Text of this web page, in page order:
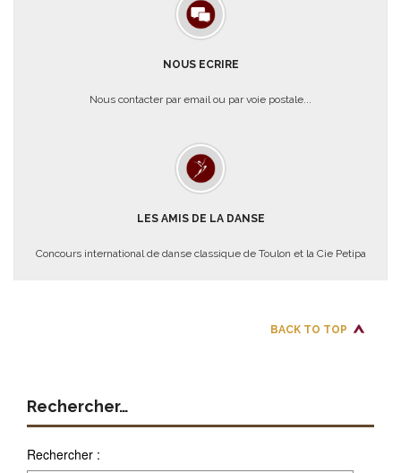
NOUS ECRIRE
Nous contacter par email ou par voie postale...
LES AMIS DE LA DANSE
Concours international de danse classique de Toulon et la Cie Petipa
BACK TO TOP
Rechercher…
Rechercher :